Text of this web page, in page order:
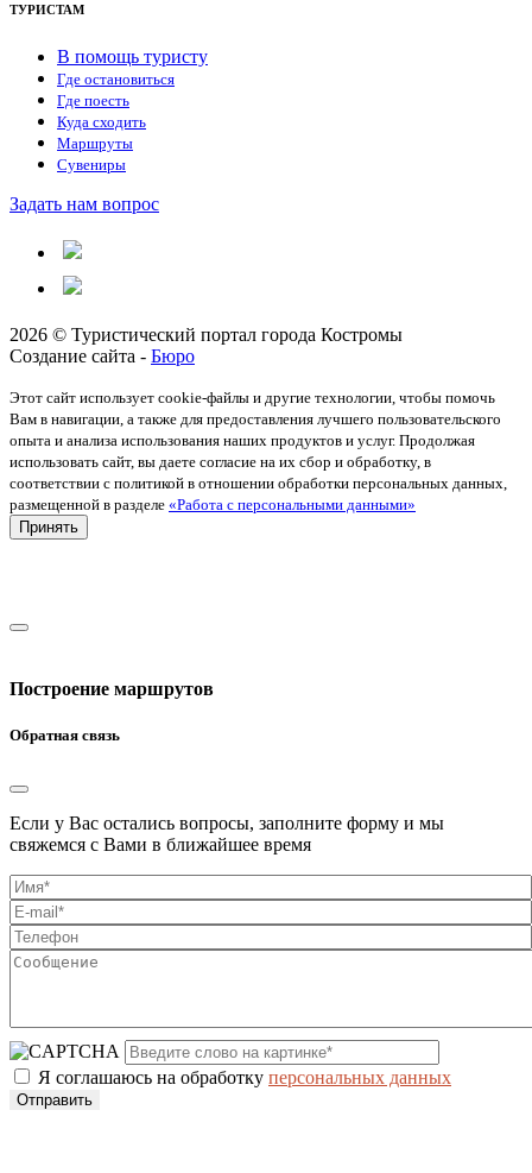
ТУРИСТАМ
В помощь туристу
Где остановиться
Где поесть
Куда сходить
Маршруты
Сувениры
Задать нам вопрос
2026 © Туристический портал города Костромы
Создание сайта - Бюро
Этот сайт использует cookie-файлы и другие технологии, чтобы помочь
Вам в навигации, а также для предоставления лучшего пользовательского
опыта и анализа использования наших продуктов и услуг. Продолжая
использовать сайт, вы даете согласие на их сбор и обработку, в
соответствии с политикой в отношении обработки персональных данных,
размещенной в разделе «Работа с персональными данными»
Принять
Построение маршрутов
Обратная связь
Если у Вас остались вопросы, заполните форму и мы
свяжемся с Вами в ближайшее время
Я соглашаюсь на обработку персональных данных